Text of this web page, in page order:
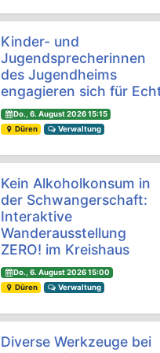
Kinder- und
Jugendsprecherinnen
des Jugendheims
engagieren sich für
Do., 6. August 2026 15:15
Düren
Verwaltung
Kein Alkoholkonsum in
der Schwangerschaft:
Interaktive
Wanderausstellung
ZERO! im Kreishaus
Do., 6. August 2026 15:00
Düren
Verwaltung
Diverse Werkzeuge bei